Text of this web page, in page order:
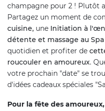
champagne pour 2 ! Plutôt
Partagez un moment de
cuisine, une Initiation à
détente et massage au
quotidien et profiter de
roucouler en amoureux.
votre prochain "date" se
d'idées cadeaux spéciales
Pour la fête des